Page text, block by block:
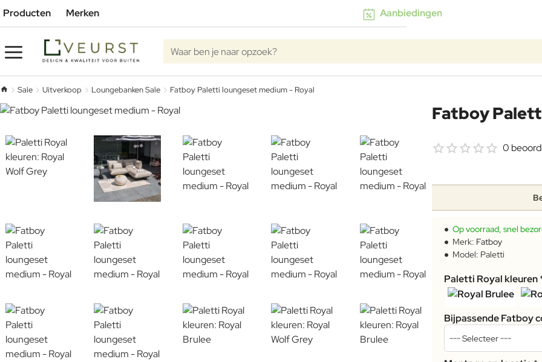
Producten Merken Aanbiedingen
Waar ben je naar opzoek?
Sale Uitverkoop Loungebanken Sale Fatboy Paletti loungeset medium - Royal
-10%
Fatboy
0
Op voorraad, snel
Merk: Fatboy
Model: Paletti
Paletti Royal kleuren
Bijpassende Fatboy